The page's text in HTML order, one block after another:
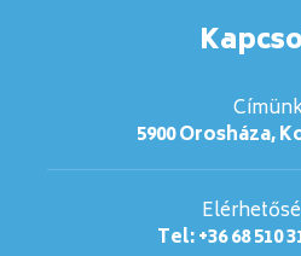
5900 Orosháza,
Tel: +36 68 510